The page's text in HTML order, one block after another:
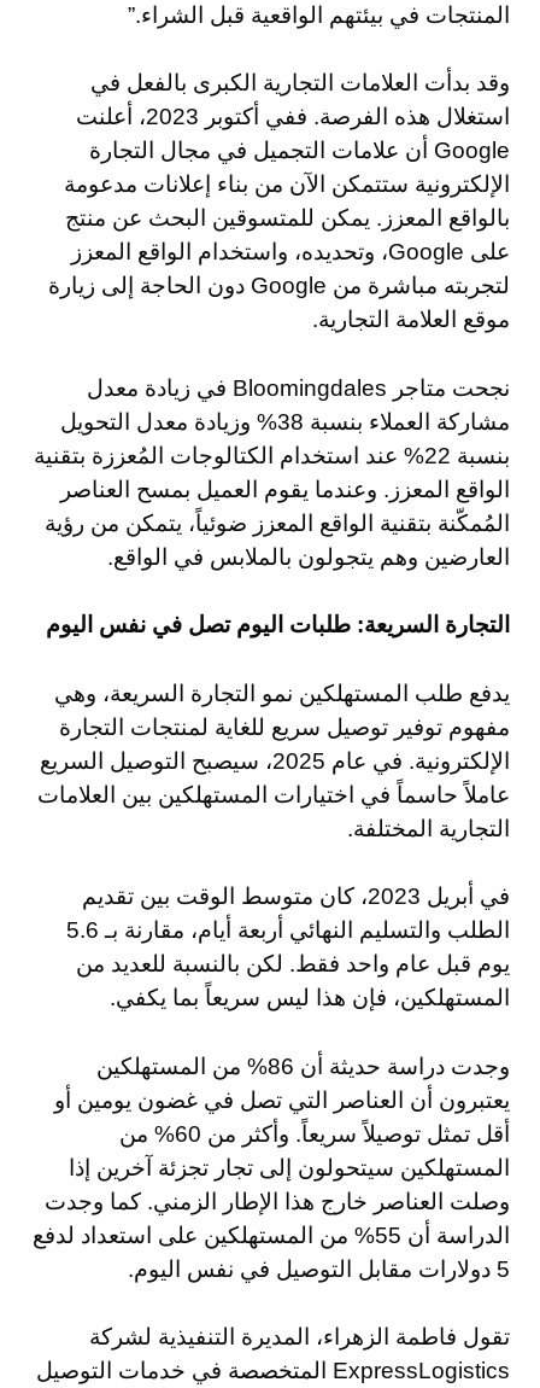
المنتجات في بيئتهم الواقعية قبل الشراء.”
وقد بدأت العلامات التجارية الكبرى بالفعل في
استغلال هذه الفرصة. ففي أكتوبر 2023، أعلنت
Google أن علامات التجميل في مجال التجارة
الإلكترونية ستتمكن الآن من بناء إعلانات مدعومة
بالواقع المعزز. يمكن للمتسوقين البحث عن منتج
على Google، وتحديده، واستخدام الواقع المعزز
لتجربته مباشرة من Google دون الحاجة إلى زيارة
موقع العلامة التجارية.
نجحت متاجر Bloomingdales في زيادة معدل
مشاركة العملاء بنسبة 38% وزيادة معدل التحويل
بنسبة 22% عند استخدام الكتالوجات المُعززة بتقنية
الواقع المعزز. وعندما يقوم العميل بمسح العناصر
المُمكّنة بتقنية الواقع المعزز ضوئياً، يتمكن من رؤية
العارضين وهم يتجولون بالملابس في الواقع.
التجارة السريعة: طلبات اليوم تصل في نفس اليوم
يدفع طلب المستهلكين نمو التجارة السريعة، وهي
مفهوم توفير توصيل سريع للغاية لمنتجات التجارة
الإلكترونية. في عام 2025، سيصبح التوصيل السريع
عاملاً حاسماً في اختيارات المستهلكين بين العلامات
التجارية المختلفة.
في أبريل 2023، كان متوسط الوقت بين تقديم
الطلب والتسليم النهائي أربعة أيام، مقارنة بـ 5.6
يوم قبل عام واحد فقط. لكن بالنسبة للعديد من
المستهلكين، فإن هذا ليس سريعاً بما يكفي.
وجدت دراسة حديثة أن 86% من المستهلكين
يعتبرون أن العناصر التي تصل في غضون يومين أو
أقل تمثل توصيلاً سريعاً. وأكثر من 60% من
المستهلكين سيتحولون إلى تجار تجزئة آخرين إذا
وصلت العناصر خارج هذا الإطار الزمني. كما وجدت
الدراسة أن 55% من المستهلكين على استعداد لدفع
5 دولارات مقابل التوصيل في نفس اليوم.
تقول فاطمة الزهراء، المديرة التنفيذية لشركة
ExpressLogistics المتخصصة في خدمات التوصيل